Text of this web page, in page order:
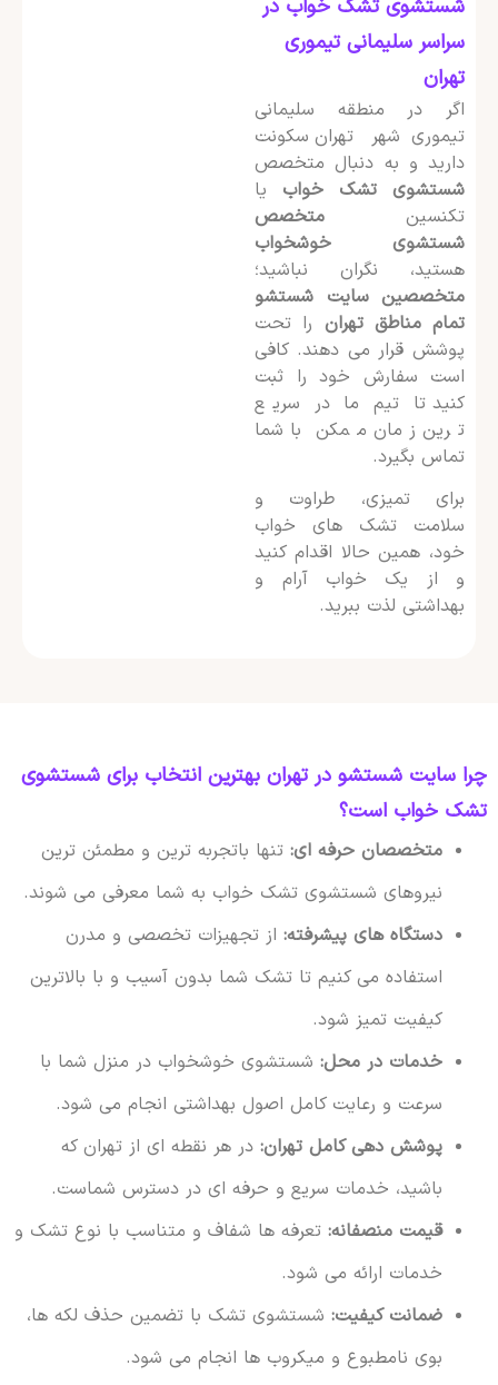
شستشوی تشک خواب در
سراسر سلیمانی تیموری
تهران
اگر در منطقه سلیمانی
تیموری شهر تهران سکونت
دارید و به دنبال متخصص
شستشوی تشک خوابیا
تکنسین
متخصص
شستشوی خوشخواب
هستید، نگران نباشید؛
متخصصین سایت شستشو
تمام مناطق تهرانرا تحت
پوشش قرار می دهند. کافی
است سفارش خود را ثبت
کنید تا تیم ما در سریع
ترین زمان ممکن با شما
تماس بگیرد.
برای تمیزی، طراوت و
سلامت تشک های خواب
خود، همین حالا اقدام کنید
و از یک خواب آرام و
بهداشتی لذت ببرید.
چرا سایت شستشو در تهران بهترین انتخاب برای شستشوی
تشک خواب است؟
متخصصان حرفه ای:تنها باتجربه ترین و مطمئن ترین
نیروهای شستشوی تشک خواب به شما معرفی می شوند.
دستگاه های پیشرفته:از تجهیزات تخصصی و مدرن
استفاده می کنیم تا تشک شما بدون آسیب و با بالاترین
کیفیت تمیز شود.
خدمات در محل:شستشوی خوشخواب در منزل شما با
سرعت و رعایت کامل اصول بهداشتی انجام می شود.
پوشش دهی کامل تهران:در هر نقطه ای از تهران که
باشید، خدمات سریع و حرفه ای در دسترس شماست.
قیمت منصفانه:تعرفه ها شفاف و متناسب با نوع تشک و
خدمات ارائه می شود.
ضمانت کیفیت:شستشوی تشک با تضمین حذف لکه ها،
بوی نامطبوع و میکروب ها انجام می شود.